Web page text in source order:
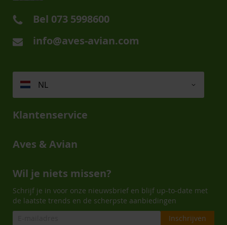
Bel 073 5998600
info@aves-avian.com
NL
Klantenservice
Aves & Avian
Wil je niets missen?
Schrijf je in voor onze nieuwsbrief en blijf up-to-date met
de laatste trends en de scherpste aanbiedingen
Inschrijven